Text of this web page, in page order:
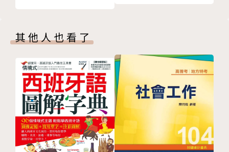
我們目前的市佔率是20%。
Our current share of the market is 20 percent.
．開會中常用的：
這裡我有一點要說明。
I have a point to add here.
．商展接洽實用句：
這裡有一份我們的產品規格單。
其他人也看了